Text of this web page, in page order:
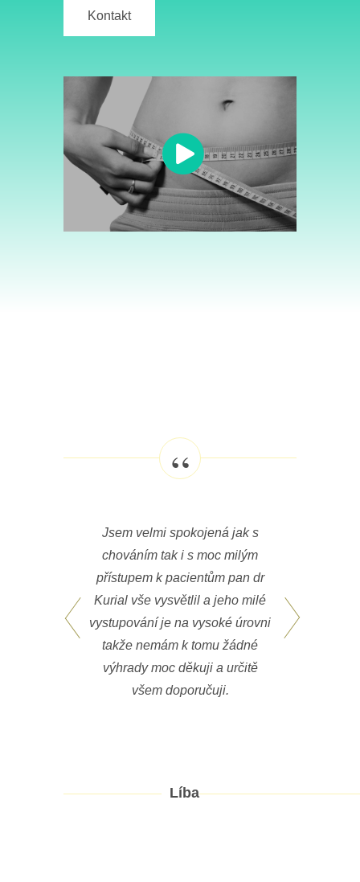
Kontakt
Jsem velmi spokojená jak s
chováním tak i s moc milým
přístupem k pacientům pan dr
Kurial vše vysvětlil a jeho milé
vystupování je na vysoké úrovni
takže nemám k tomu žádné
výhrady moc děkuji a určitě
všem doporučuji.
Líba